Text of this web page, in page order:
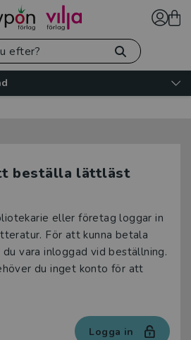
beställa lättläst
eller företag loggar in
För att kunna betala
vara inloggad vid beställning.
du inget konto för att
Logga in